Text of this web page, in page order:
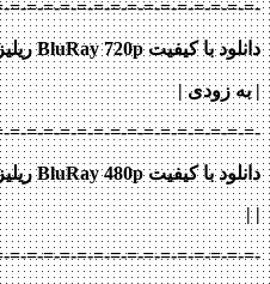
=-=-=-=-=-=-=-=-=-=-=-=-=-=-=-
دانلود با کیفیت BluRay 720p ریلیز MkvCage
| به زودی |
=-=-=-=-=-=-=-=-=-=-=-=-=-=-=-
دانلود با کیفیت BluRay 480p ریلیز F2M
|
|
=-=-=-=-=-=-=-=-=-=-=-=-=-=-=-